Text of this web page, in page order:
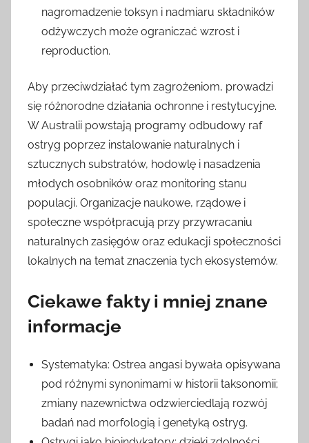
nagromadzenie toksyn i nadmiaru składników
odżywczych może ograniczać wzrost i
reproduction.
Aby przeciwdziałać tym zagrożeniom, prowadzi
się różnorodne działania ochronne i restytucyjne.
W Australii powstają programy odbudowy raf
ostryg poprzez instalowanie naturalnych i
sztucznych substratów, hodowlę i nasadzenia
młodych osobników oraz monitoring stanu
populacji. Organizacje naukowe, rządowe i
społeczne współpracują przy przywracaniu
naturalnych zasięgów oraz edukacji społeczności
lokalnych na temat znaczenia tych ekosystemów.
Ciekawe fakty i mniej znane
informacje
Systematyka: Ostrea angasi bywała opisywana
pod różnymi synonimami w historii taksonomii;
zmiany nazewnictwa odzwierciedlają rozwój
badań nad morfologią i genetyką ostryg.